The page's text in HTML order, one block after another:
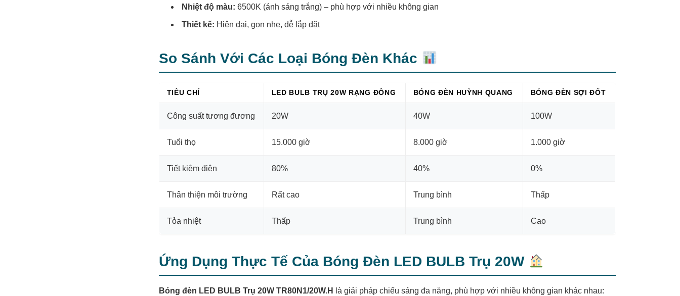
Nhiệt độ màu: 6500K (ánh sáng trắng) – phù hợp với nhiều không gian
Thiết kế: Hiện đại, gọn nhẹ, dễ lắp đặt
So Sánh Với Các Loại Bóng Đèn Khác
TIÊU CHÍ LED BULB TRỤ 20W RẠNG ĐÔNG BÓNG ĐÈN HUỲNH QUANG BÓNG ĐÈN SỢI ĐỐT
Công suất tương đương 20W 40W 100W
Tuổi thọ 15.000 giờ 8.000 giờ 1.000 giờ
Tiết kiệm điện 80% 40% 0%
Thân thiện môi trường Rất cao Trung bình Thấp
Tỏa nhiệt Thấp Trung bình Cao
Ứng Dụng Thực Tế Của Bóng Đèn LED BULB Trụ 20W
Bóng đèn LED BULB Trụ 20W TR80N1/20W.H là giải pháp chiếu sáng đa năng, phù hợp với nhiều không gian khác nhau: